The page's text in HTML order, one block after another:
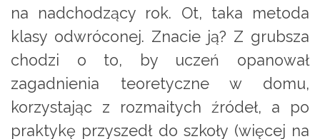
na nadchodzący rok. Ot, taka metoda
klasy odwróconej. Znacie ją? Z grubsza
chodzi o to, by uczeń opanował
zagadnienia teoretyczne w domu,
korzystając z rozmaitych źródeł, a po
praktykę przyszedł do szkoły (więcej na